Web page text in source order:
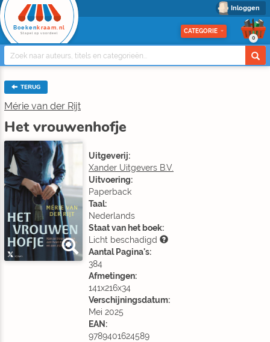
Inloggen
Boeken kraam.nl
Stapel op voordeel CATEGORIE
0
TERUG
Mérie van der Rijt
Het vrouwenhofje
Uitgeverij:
Xander Uitgevers B.V.
Uitvoering:
Paperback
Taal:
Nederlands
Staat van het boek:
Licht beschadigd
Aantal Pagina's:
384
Afmetingen:
141x216x34
Verschijningsdatum:
Mei 2025
EAN:
9789401624589